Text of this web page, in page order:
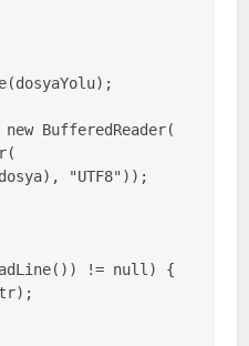
BufferedReader(
"UTF8"));
!= null) {